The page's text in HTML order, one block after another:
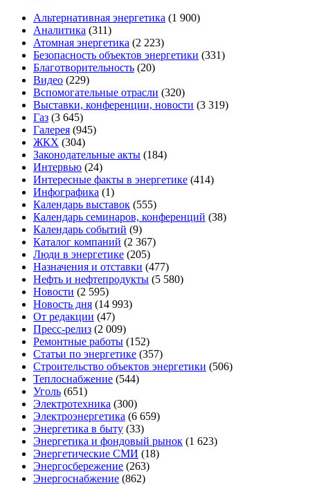
Альтернативная энергетика (1 900)
Аналитика (311)
Атомная энергетика (2 223)
Безопасность объектов энергетики (331)
Благотворительность (20)
Видео (229)
Вспомогательные отрасли (320)
Выставки, конференции, новости (3 319)
Газ (3 645)
Галерея (945)
ЖКХ (304)
Законодательные акты (184)
Интервью (24)
Интересные факты в энергетике (414)
Инфографика (1)
Календарь выставок (555)
Календарь семинаров, конференций (38)
Календарь событий (9)
Каталог компаний (2 367)
Люди в энергетике (205)
Назначения и отставки (477)
Нефть и нефтепродукты (5 580)
Новости (2 595)
Новость дня (14 993)
От редакции (47)
Пресс-релиз (2 009)
Ремонтные работы (152)
Статьи по энергетике (357)
Строительство объектов энергетики (506)
Теплоснабжение (544)
Уголь (651)
Электротехника (300)
Электроэнергетика (6 659)
Энергетика в быту (33)
Энергетика и фондовый рынок (1 623)
Энергетические СМИ (18)
Энергосбережение (263)
Энергоснабжение (862)